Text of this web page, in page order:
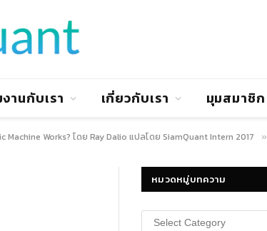
านกับเรา เกี่ยวกับเรา มุมสมาชิก
Machine Works? โดย Ray Dalio แปลโดย SiamQuant Intern 2017 »
หมวดหมู่บทความ
หมวด